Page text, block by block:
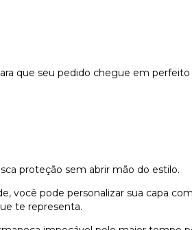
que seu pedido chegue em
proteção sem abrir mão do estilo.
você pode personalizar sua capa
te representa.